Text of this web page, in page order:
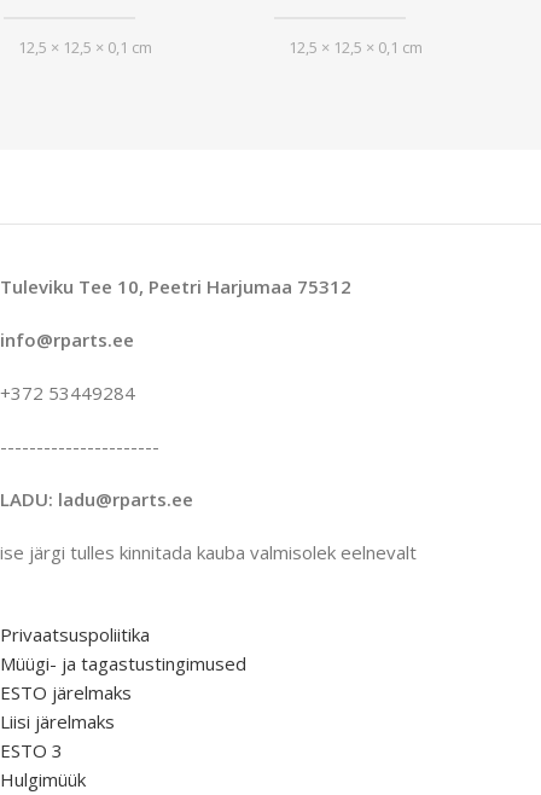
12,5 × 12,5 × 0,1 cm 12,5 × 12,5 × 0,1 cm
Tuleviku Tee 10, Peetri Harjumaa 75312
info@rparts.ee
+372 53449284
----------------------
LADU: ladu@rparts.ee
ise järgi tulles kinnitada kauba valmisolek eelnevalt
Privaatsuspoliitika
Müügi- ja tagastustingimused
ESTO järelmaks
Liisi järelmaks
ESTO 3
Hulgimüük